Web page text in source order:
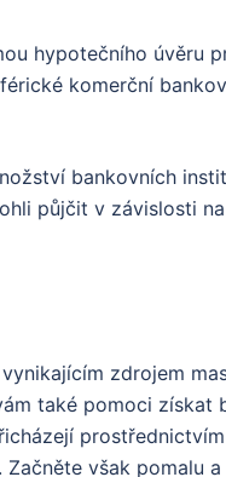
hypotečního úvěru
komerční
bankovních
půjčit v závislosti
zdrojem
také pomoci získat
však pomalu